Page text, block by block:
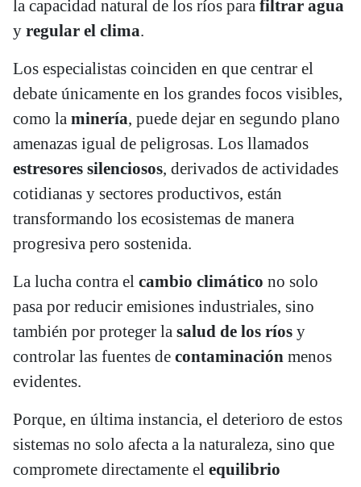
la capacidad natural de los ríos para filtrar agua
y regular el clima.
Los especialistas coinciden en que centrar el
debate únicamente en los grandes focos visibles,
como la minería, puede dejar en segundo plano
amenazas igual de peligrosas. Los llamados
estresores silenciosos, derivados de actividades
cotidianas y sectores productivos, están
transformando los ecosistemas de manera
progresiva pero sostenida.
La lucha contra el cambio climático no solo
pasa por reducir emisiones industriales, sino
también por proteger la salud de los ríos y
controlar las fuentes de contaminación menos
evidentes.
Porque, en última instancia, el deterioro de estos
sistemas no solo afecta a la naturaleza, sino que
compromete directamente el equilibrio